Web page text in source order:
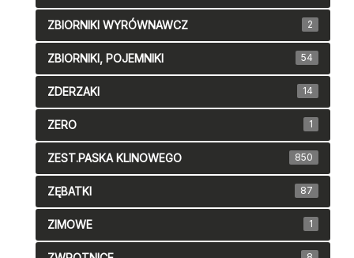
ZBIORNIKI WYRÓWNAWCZ 2
ZBIORNIKI, POJEMNIKI 54
ZDERZAKI 14
ZERO 1
ZEST.PASKA KLINOWEGO 850
ZĘBATKI 87
ZIMOWE 1